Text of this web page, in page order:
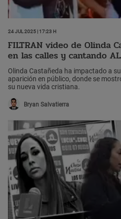
24 Jul 2025 | 17:23 h
FILTRAN video de Olinda
en las calles y cantando
Olinda Castañeda ha impactado a
aparición en público, donde se
su nueva vida cristiana.
Bryan Salvatierra